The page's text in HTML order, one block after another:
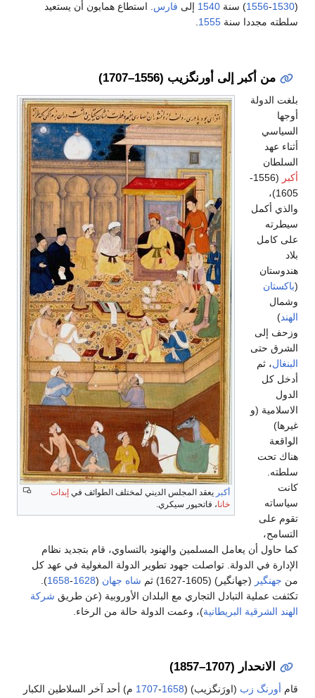
) سنة1540إلىفارس. استطاع همايون أن يستعيد
سنة1555
.
إلى أورنگزيب (1556–1707)
أكبر يعقد المجلس الديني لمختلف الطوائف فيإبدات
خانا، فاتحپور سيكري.
يعامل المسلمين والهنود بالتساوي، قام بتجديد نظام
الدولة. تواصلت جهود تطوير الدولة المغولية في عهد كل
(جهانگير) (1605-1627) ثم شاه جهان(
1628
-
1658
).
التبادل التجاري مع البلدان الأوروبية (عن طريقشركة
البريطانية )، وعمت الدولة حالة من الرخاء.
(1707–1857)
زب(اورَنگزيب) (1658
-
1707م) أحد آخر السلاطين الكبار